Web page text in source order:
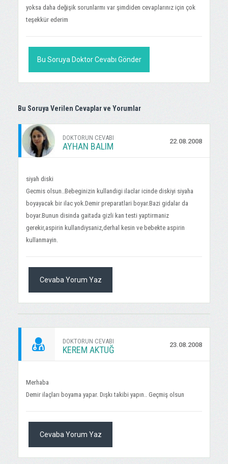
yoksa daha değişik sorunlarmı var şimdiden cevaplarınız için çok
teşekkür ederim
Bu Soruya Doktor Cevabı Gönder
Bu Soruya Verilen Cevaplar ve Yorumlar
DOKTORUN CEVABI
AYHAN BALIM 22.08.2008
siyah diski
Gecmis olsun..Bebeginizin kullandigi ilaclar icinde diskiyi siyaha
boyayacak bir ilac yok.Demir preparatlari boyar.Bazi gidalar da
boyar.Bunun disinda gaitada gizli kan testi yaptirmaniz
gerekir,aspirin kullandiysaniz,derhal kesin ve bebekte aspirin
kullanmayin.
Cevaba Yorum Yaz
DOKTORUN CEVABI
KEREM AKTUĞ 23.08.2008
Merhaba
Demir ilaçları boyama yapar. Dışkı takibi yapın.. Geçmiş olsun
Cevaba Yorum Yaz